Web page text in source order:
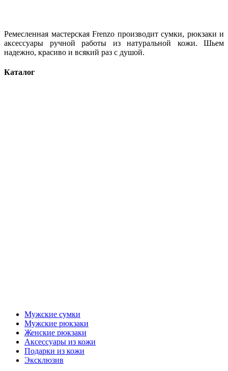
Ремесленная мастерская Frenzo производит сумки, рюкзаки и
аксессуары ручной работы из натуральной кожи. Шьем
надежно, красиво и всякий раз с душой.
Каталог
Мужские сумки
Мужские рюкзаки
Женские рюкзаки
Аксессуары из кожи
Подарки из кожи
Эксклюзив